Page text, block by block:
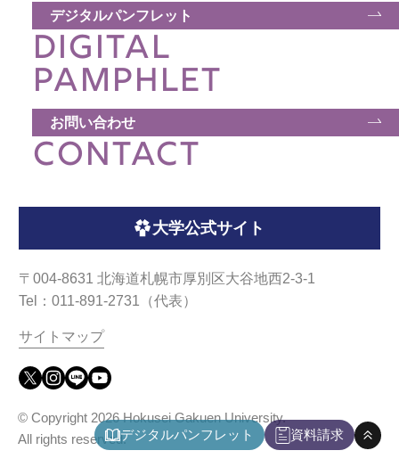
デジタルパンフレット
DIGITAL
PAMPHLET
お問い合わせ
CONTACT
大学公式サイト
〒004-8631 北海道札幌市厚別区大谷地西2-3-1
Tel：011-891-2731（代表）
サイトマップ
© Copyright 2026 Hokusei Gakuen University.
All rights reserved.デジタルパンフレット 資料請求